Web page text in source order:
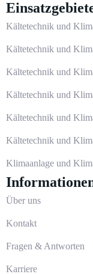
Kältetechnik und
Kältetechnik und
Kältetechnik und
Kältetechnik und
Kältetechnik und
Kältetechnik und
Klimaanlage und
Über uns
Kontakt
Fragen & Antworten
Karriere